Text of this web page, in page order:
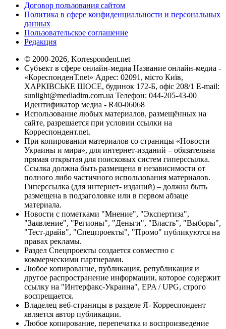
Договор пользования сайтом
Политика в сфере конфиденциальности и персональных
данных
Пользовательское соглашение
Редакция
© 2000-2026, Korrespondent.net
Субъект в сфере онлайн-медиа Название онлайн-медиа -
«КореспонденТ.net» Адрес: 02091, місто Київ,
ХАРКІВСЬКЕ ШОСЕ, будинок 172-Б, офіс 208/1 E-mail:
sunlight@mediadim.com.ua Телефон: 044-205-43-00
Идентификатор медиа - R40-06068
Использование любых материалов, размещённых на
сайте, разрешается при условии ссылки на
Корреспондент.net.
При копировании материалов со страницы «Новости
Украины и мира», для интернет-изданий – обязательна
прямая открытая для поисковых систем гиперссылка.
Ссылка должна быть размещена в независимости от
полного либо частичного использования материалов.
Гиперссылка (для интернет- изданий) – должна быть
размещена в подзаголовке или в первом абзаце
материала.
Новости с пометками "Мнение", "Экспертиза",
"Заявление", "Регионы", "Деньги", "Власть", "Выборы",
"Тест-драйв", "Спецпроекты", "Промо" публикуются на
правах рекламы.
Раздел Спецпроекты создается совместно с
коммерческими партнерами.
Любое копирование, публикация, републикация и
другое распространение информации, которое содержит
ссылку на "Интерфакс-Украина", EPA / UPG, строго
воспрещается.
Владелец веб-страницы в разделе Я- Корреспондент
является автор публикации.
Любое копирование, перепечатка и воспроизведение